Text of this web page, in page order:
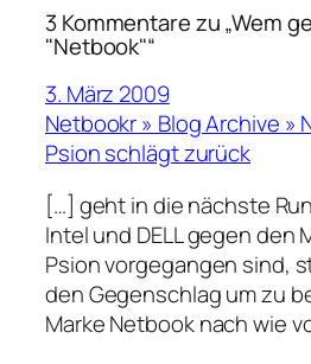
3 Kommentare zu „Wem
"Netbook"“
3. März 2009
Netbookr » Blog Archive »
Psion schlägt zurück
[…] geht in die nächste
Intel und DELL gegen den
Psion vorgegangen sind,
den Gegenschlag um zu
Marke Netbook nach wie